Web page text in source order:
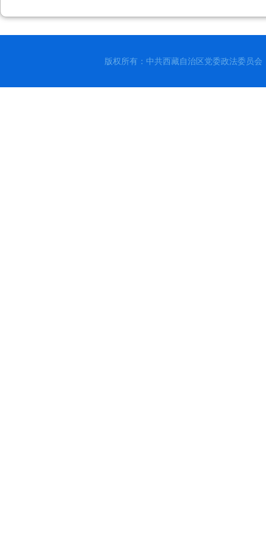
版权所有：中共西藏自治区党委政法委员